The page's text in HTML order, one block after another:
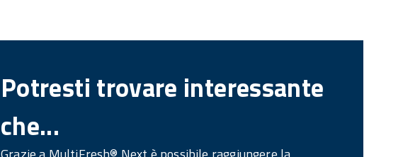
Potresti trovare interessante
che...